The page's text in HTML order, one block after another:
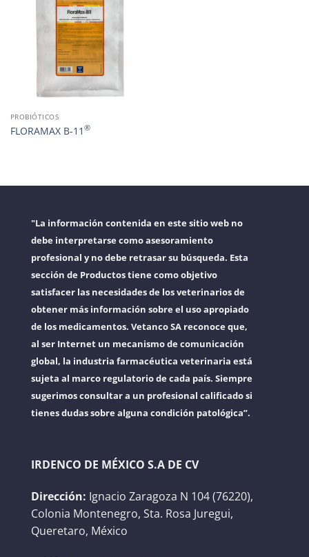
PROBIÓTICOS
FLORAMAX B-11 ®
"La información contenida en este sitio web no
debe interpretarse como asesoramiento
profesional y no debe retrasar su búsqueda. Esta
sección de Productos tiene como objetivo
satisfacer las necesidades de los veterinarios de
obtener más información sobre el uso apropiado
de los medicamentos. Vetanco SA reconoce que,
al ser Internet un mecanismo de comunicación
global, la industria farmacéutica veterinaria está
sujeta al marco regulatorio de cada país. Siempre
sugerimos consultar a un profesional calificado si
tienes dudas sobre alguna condición patológica”.
IRDENCO DE MÉXICO S.A DE CV
Dirección: Ignacio Zaragoza N 104 (76220),
Colonia Montenegro, Sta. Rosa Juregui,
Queretaro, México